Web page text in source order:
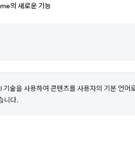
의 새로운 기능
술을 사용하여 콘텐츠를 사용자의 기본 언어
니다.